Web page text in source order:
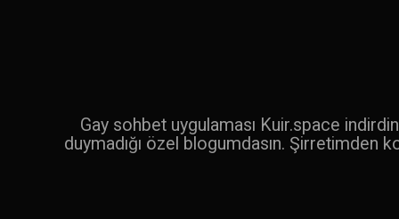
Gay sohbet uygulaması Kuir.space
duymadığı özel blogumdasın. Şirretimden